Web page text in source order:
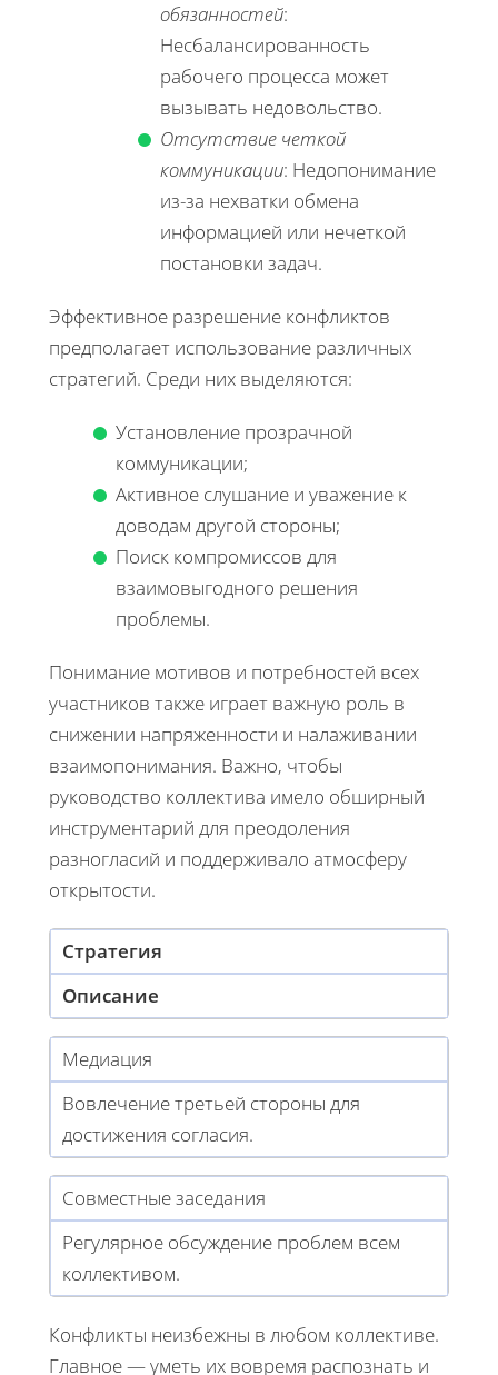
обязанностей:
Несбалансированность
рабочего процесса может
вызывать недовольство.
Отсутствие четкой
коммуникации: Недопонимание
из-за нехватки обмена
информацией или нечеткой
постановки задач.
Эффективное разрешение конфликтов
предполагает использование различных
стратегий. Среди них выделяются:
Установление прозрачной
коммуникации;
Активное слушание и уважение к
доводам другой стороны;
Поиск компромиссов для
взаимовыгодного решения
проблемы.
Понимание мотивов и потребностей всех
участников также играет важную роль в
снижении напряженности и налаживании
взаимопонимания. Важно, чтобы
руководство коллектива имело обширный
инструментарий для преодоления
разногласий и поддерживало атмосферу
открытости.
Стратегия
Описание
Медиация
Вовлечение третьей стороны для
достижения согласия.
Совместные заседания
Регулярное обсуждение проблем всем
коллективом.
Конфликты неизбежны в любом коллективе.
Главное — уметь их вовремя распознать и